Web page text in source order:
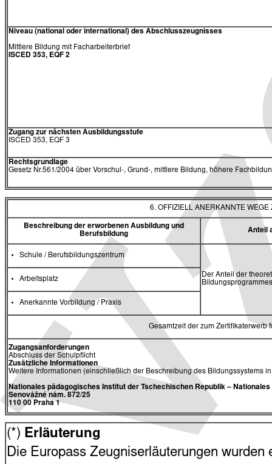
Niveau (national oder international) des Abschlusszeugnisses
Mittlere Bildung mit Facharbeiterbrief
ISCED 353, EQF 2
Zugang zur nächsten Ausbildungsstufe
ISCED 353, EQF 3
Rechtsgrundlage
Gesetz Nr.561/2004 über Vorschul-, Grund-, mittlere Bildung, höhere
6. OFFIZIELL ANERKANNTE
Beschreibung der erworbenen Ausbildung und
Berufsbildung
Anteil
Schule / Berufsbildungszentrum
Der Anteil der
Arbeitsplatz
Anerkannte Vorbildung / Praxis
Gesamtzeit der zum
Zugangsanforderungen
Abschluss der Schulpflicht
Zusätzliche Informationen
Weitere Informationen (einschließlich der Beschreibung des Bildungssystems
Nationales pädagogisches Institut der Tschechischen Republik–
Senovážné nám. 872/25
110 00 Praha 1
(*) Erläuterung
Die Europass Zeugniserläuterungen